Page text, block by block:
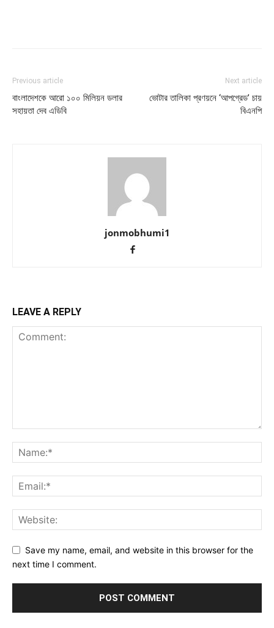
Previous article
বাংলাদেশকে আরো ১০০ মিলিয়ন ডলার
সহায়তা দেব এডিবি
Next article
ভোটার তালিকা প্রণয়নে ‘আপগ্রেড’ চায়
বিএনপি
jonmobhumi1
LEAVE A REPLY
Save my name, email, and website in this browser for the
next time I comment.